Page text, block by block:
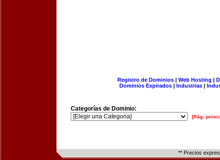
Registro de Dominios| Web Hosting |
Dominios Expirados | Industrias |
Categorías de Dominio:
[Pág.
** Precios